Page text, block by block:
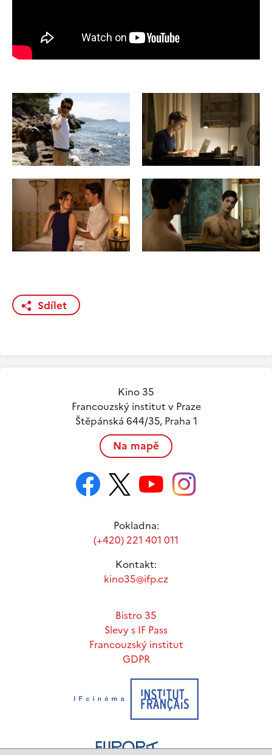
Sdílet
Kino 35
Francouzský institut v Praze
Štěpánská 644/35, Praha 1
Na mapě
Pokladna:
(+420) 221 401 011
Kontakt:
kino35@ifp.cz
Bistro 35
Slevy s IF Pass
Francouzský institut
GDPR